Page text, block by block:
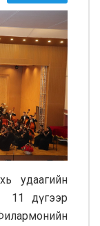
удаагийн
11 дүгээр